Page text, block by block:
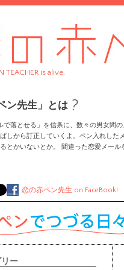
TEACHER is alive.
ン先生」とは
で落とせる」を信条に、数々の男女間
しから訂正していくよ。ペン入れし
とかいないとか。 間違った恋愛メー
恋の赤ペン先生 on FaceBook!
ー